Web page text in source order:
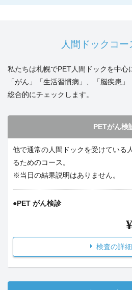
人間ドックコー
私たちは札幌でPET人間ドックを中心
「がん」「生活習慣病」、「脳疾患
総合的にチェックします。
PETがん検
他で通常の人間ドックを受けている
るためのコース。
※当日の結果説明はありません。
PET がん検診
検査の詳細